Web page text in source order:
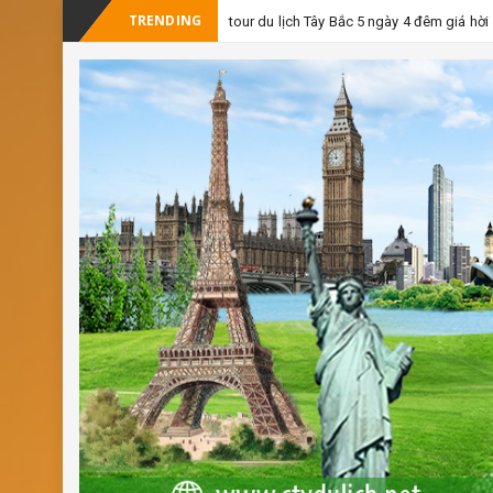
TRENDING tour du lịch Tây Bắc 5 ngày 4 đêm giá hời